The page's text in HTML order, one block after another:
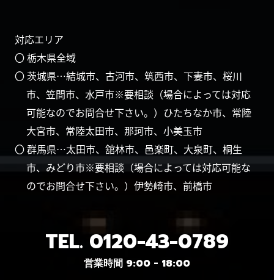
対応エリア
〇 栃木県全域
〇 茨城県…結城市、古河市、筑西市、下妻市、桜川
市、笠間市、水戸市※要相談（場合によっては対応
可能なのでお問合せ下さい。）ひたちなか市、常陸
大宮市、常陸太田市、那珂市、小美玉市
〇 群馬県…太田市、舘林市、邑楽町、大泉町、桐生
市、みどり市※要相談（場合によっては対応可能な
のでお問合せ下さい。）伊勢崎市、前橋市
TEL. 0120-43-0789
営業時間 9:00 - 18:00